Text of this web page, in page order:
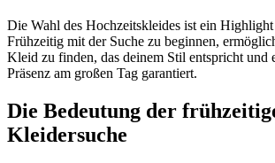
Die Wahl des Hochzeitskleides ist ein
Frühzeitig mit der Suche zu beginnen,
Kleid zu finden, das deinem Stil entspricht und
Präsenz am großen Tag garantiert.
Die Bedeutung der
Kleidersuche